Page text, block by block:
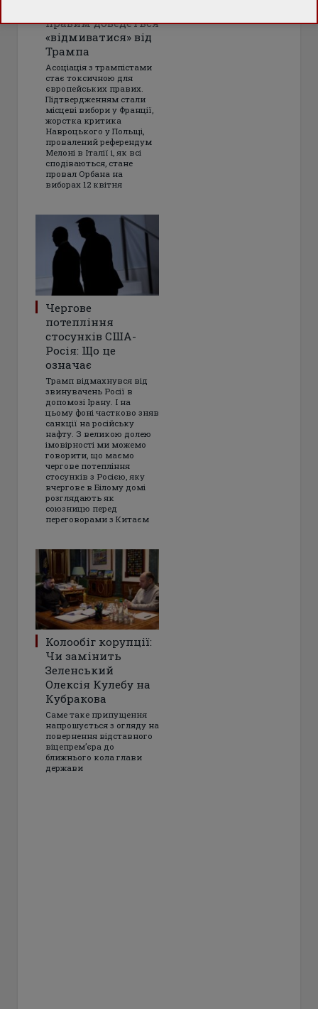
правим доведеться
«відмиватися» від
Трампа
Асоціація з трампістами
стає токсичною для
європейських правих.
Підтвердженням стали
місцеві вибори у Франції,
жорстка критика
Навроцького у Польщі,
провалений референдум
Мелоні в Італії і, як всі
сподіваються, стане
провал Орбана на
виборах 12 квітня
Чергове
потепління
стосунків США-
Росія: Що це
означає
Трамп відмахнувся від
звинувачень Росії в
допомозі Ірану. І на
цьому фоні частково зняв
санкції на російську
нафту. З великою долею
імовірності ми можемо
говорити, що маємо
чергове потепління
стосунків з Росією, яку
вчергове в Білому домі
розглядають як
союзницю перед
переговорами з Китаєм
Колообіг корупції:
Чи замінить
Зеленський
Олексія Кулебу на
Кубракова
Саме таке припущення
напрошується з огляду на
повернення відставного
віцепрем’єра до
ближнього кола глави
держави